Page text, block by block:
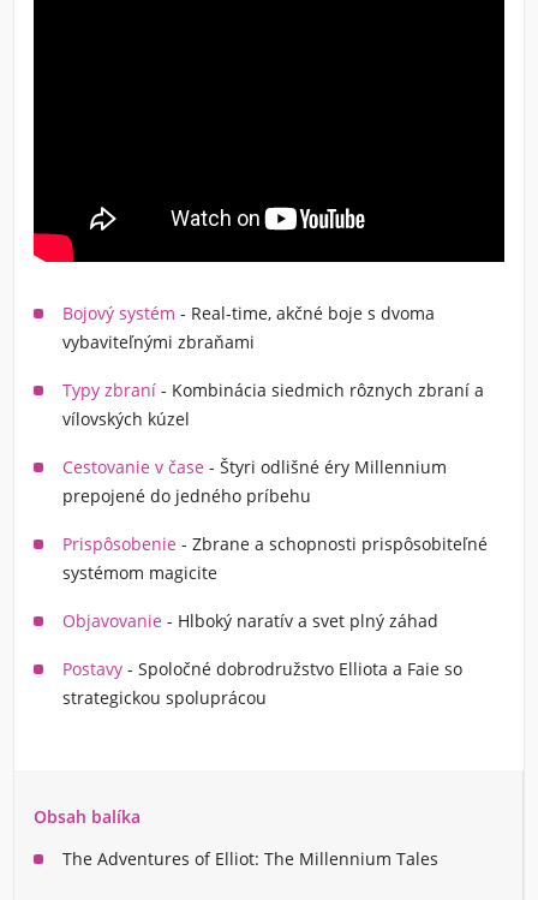
Bojový systém - Real-time, akčné boje s dvoma
vybaviteľnými zbraňami
Typy zbraní - Kombinácia siedmich rôznych zbraní a
vílovských kúzel
Cestovanie v čase - Štyri odlišné éry Millennium
prepojené do jedného príbehu
Prispôsobenie - Zbrane a schopnosti prispôsobiteľné
systémom magicite
Objavovanie - Hlboký naratív a svet plný záhad
Postavy - Spoločné dobrodružstvo Elliota a Faie so
strategickou spoluprácou
Obsah balíka
The Adventures of Elliot: The Millennium Tales